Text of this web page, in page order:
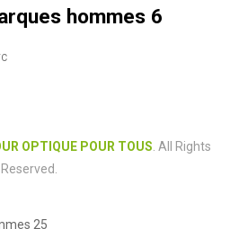
hommes 6
OPTIQUE POUR TOUS . All Rights
Reserved.